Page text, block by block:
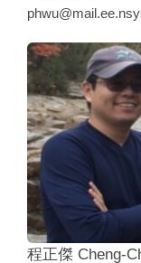
程正傑 Cheng-